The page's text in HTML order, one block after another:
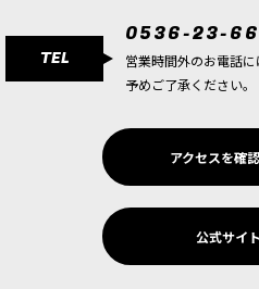
IMPERIUM：アデプトゥス・カスト
IMPERIUM：アデプタ・ソロリタス
IMPERIUM：インペリアルナイト
IMPERIUM：インペリアル・エージ
CHAOS：ケイオス・スペースマリーン
TEL
0536-23-
営業時間外のお電話に
予めご了承ください。
アクセスを確
公式サイト